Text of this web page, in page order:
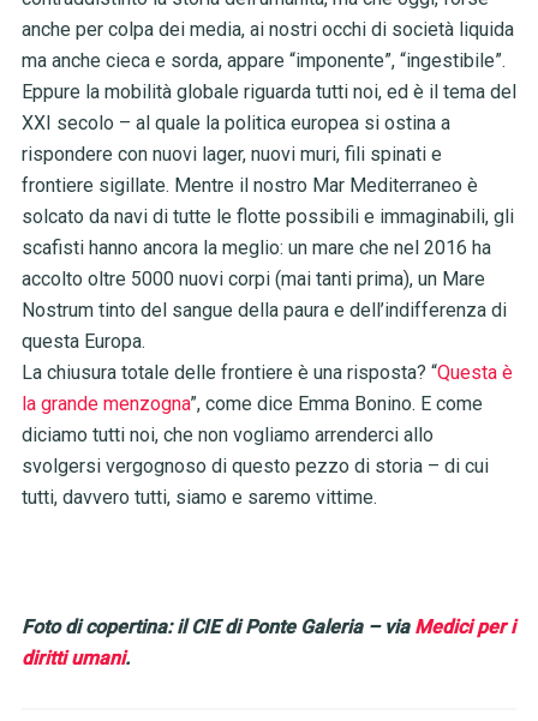
anche per colpa dei media, ai nostri occhi di società liquida
ma anche cieca e sorda, appare “imponente”, “ingestibile”.
Eppure la mobilità globale riguarda tutti noi, ed è il tema del
XXI secolo – al quale la politica europea si ostina a
rispondere con nuovi lager, nuovi muri, fili spinati e
frontiere sigillate. Mentre il nostro Mar Mediterraneo è
solcato da navi di tutte le flotte possibili e immaginabili, gli
scafisti hanno ancora la meglio: un mare che nel 2016 ha
accolto oltre 5000 nuovi corpi (mai tanti prima), un Mare
Nostrum tinto del sangue della paura e dell’indifferenza di
questa Europa.
La chiusura totale delle frontiere è una risposta? “Questa è
la grande menzogna”, come dice Emma Bonino. E come
diciamo tutti noi, che non vogliamo arrenderci allo
svolgersi vergognoso di questo pezzo di storia – di cui
tutti, davvero tutti, siamo e saremo vittime.
Foto di copertina: il CIE di Ponte Galeria – via Medici per i
diritti umani.